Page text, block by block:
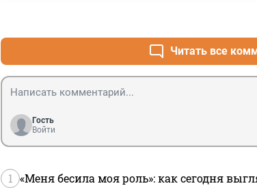
Читать все
Гость
Войти
1 «Меня бесила моя роль»: как сегодня